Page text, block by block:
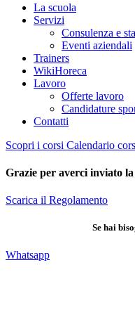
La scuola
Servizi
Consulenza e
Eventi aziendali
Trainers
WikiHoreca
Lavoro
Offerte lavoro
Candidature
Contatti
Scopri i corsi Calendario
Grazie per averci inviato
Scarica il Regolamento
Se hai
Whatsapp